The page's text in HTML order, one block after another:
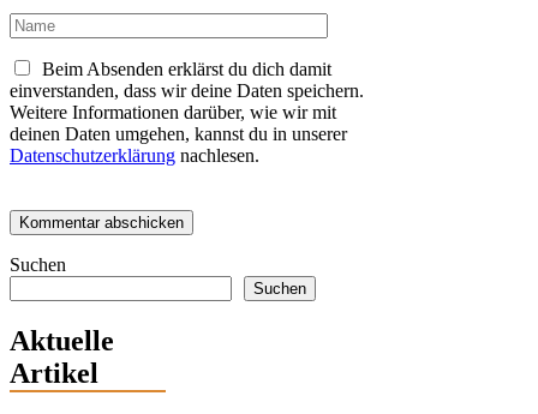
Name
Beim Absenden erklärst du dich damit
einverstanden, dass wir deine Daten speichern.
Weitere Informationen darüber, wie wir mit
deinen Daten umgehen, kannst du in unserer
Datenschutzerklärung nachlesen.
Suchen
Suchen
Aktuelle
Artikel